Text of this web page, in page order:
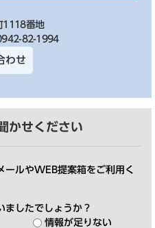
1118番地
82-1994
わせ
かせください
ールやWEB提案箱をご利用く
ましたでしょうか？
情報が足りない